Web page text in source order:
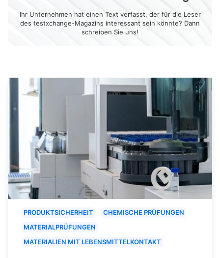
Ihr Unternehmen hat einen Text verfasst, der für die Leser
des testxchange-Magazins interessant sein könnte? Dann
schreiben Sie uns!
PRODUKTSICHERHEIT
CHEMISCHE PRÜFUNGEN
MATERIALPRÜFUNGEN
MATERIALIEN MIT LEBENSMITTELKONTAKT